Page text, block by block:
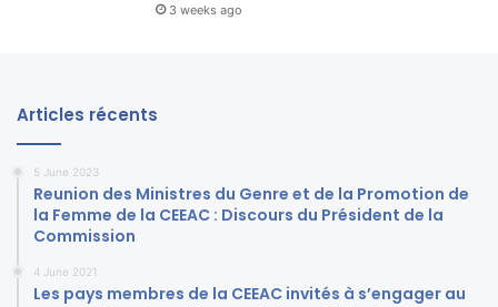
3 weeks ago
Articles récents
5 June 2023
Reunion des Ministres du Genre et de la Promotion de
la Femme de la CEEAC : Discours du Président de la
Commission
4 June 2021
Les pays membres de la CEEAC invités à s’engager au